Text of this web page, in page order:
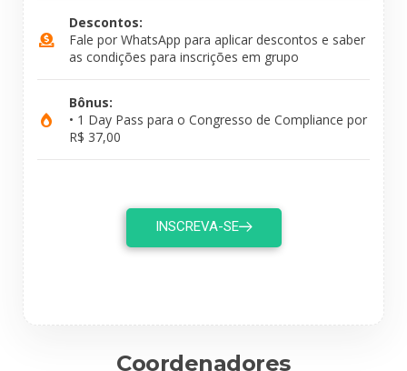
Descontos:
Fale por WhatsApp para aplicar descontos e saber
as condições para inscrições em grupo
Bônus:
• 1 Day Pass para o Congresso de Compliance por
R$ 37,00
INSCREVA-SE
Coordenadores